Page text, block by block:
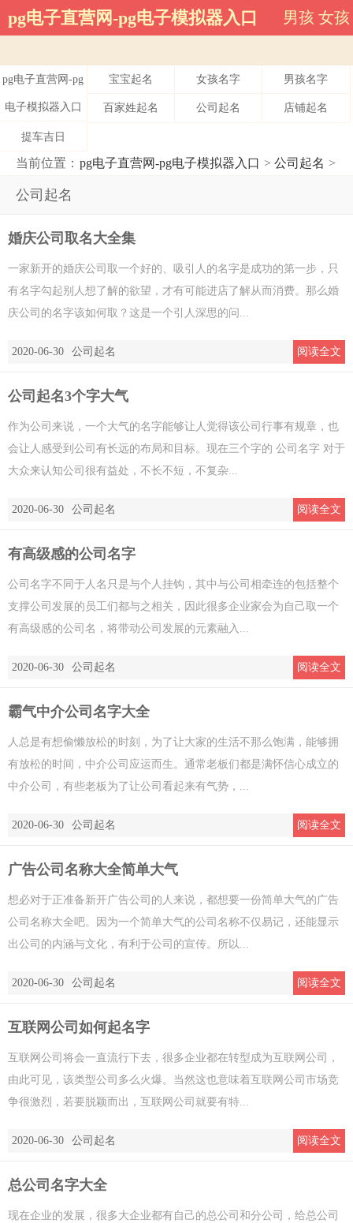
公司起名-pg电子直营网
pg电子直营网-pg电子模拟器入口 男孩 女孩
pg电子直营网-pg
电子模拟器入口
宝宝起名 女孩名字 男孩名字
百家姓起名 公司起名 店铺起名
提车吉日
当前位置： pg电子直营网-pg电子模拟器入口 > 公司起名 >
公司起名
婚庆公司取名大全集
一家新开的婚庆公司取一个好的、吸引人的名字是成功的第一步，只
有名字勾起别人想了解的欲望，才有可能进店了解从而消费。那么婚
庆公司的名字该如何取？这是一个引人深思的问...
2020-06-30 公司起名 阅读全文
公司起名3个字大气
作为公司来说，一个大气的名字能够让人觉得该公司行事有规章，也
会让人感受到公司有长远的布局和目标。现在三个字的 公司名字 对于
大众来认知公司很有益处，不长不短，不复杂...
2020-06-30 公司起名 阅读全文
有高级感的公司名字
公司名字不同于人名只是与个人挂钩，其中与公司相牵连的包括整个
支撑公司发展的员工们都与之相关，因此很多企业家会为自己取一个
有高级感的公司名，将带动公司发展的元素融入...
2020-06-30 公司起名 阅读全文
霸气中介公司名字大全
人总是有想偷懒放松的时刻，为了让大家的生活不那么饱满，能够拥
有放松的时间，中介公司应运而生。通常老板们都是满怀信心成立的
中介公司，有些老板为了让公司看起来有气势，...
2020-06-30 公司起名 阅读全文
广告公司名称大全简单大气
想必对于正准备新开广告公司的人来说，都想要一份简单大气的广告
公司名称大全吧。因为一个简单大气的公司名称不仅易记，还能显示
出公司的内涵与文化，有利于公司的宣传。所以...
2020-06-30 公司起名 阅读全文
互联网公司如何起名字
互联网公司将会一直流行下去，很多企业都在转型成为互联网公司，
由此可见，该类型公司多么火爆。当然这也意味着互联网公司市场竞
争很激烈，若要脱颖而出，互联网公司就要有特...
2020-06-30 公司起名 阅读全文
总公司名字大全
现在企业的发展，很多大企业都有自己的总公司和分公司，给总公司